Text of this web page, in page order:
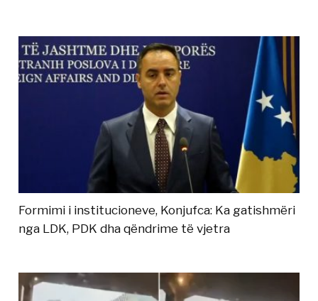
Formimi i institucioneve, Konjufca: Ka gatishmëri
nga LDK, PDK dha qëndrime të vjetra